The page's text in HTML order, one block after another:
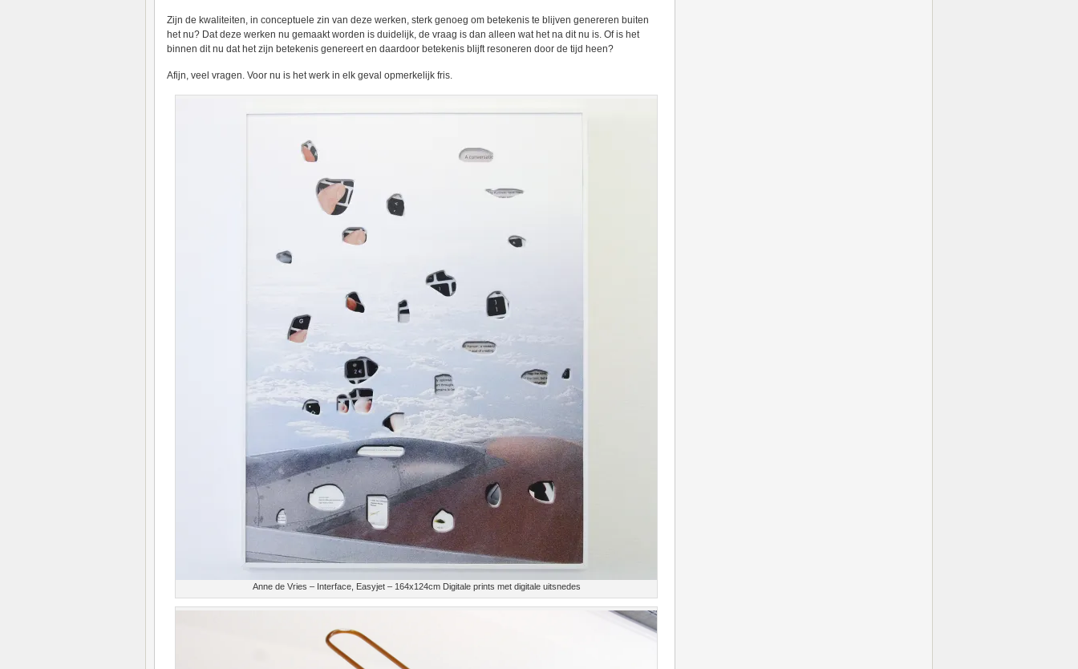
Zijn de kwaliteiten, in conceptuele zin van deze werken, sterk genoeg om betekenis te blijven genereren buiten
het nu? Dat deze werken nu gemaakt worden is duidelijk, de vraag is dan alleen wat het na dit nu is. Of is het
binnen dit nu dat het zijn betekenis genereert en daardoor betekenis blijft resoneren door de tijd heen?
Afijn, veel vragen. Voor nu is het werk in elk geval opmerkelijk fris.
Anne de Vries – Interface, Easyjet – 164x124cm Digitale prints met digitale uitsnedes